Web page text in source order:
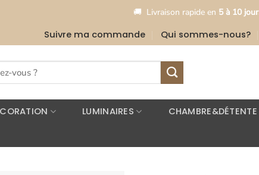
Livraison rapide en5 à 10 jours • 🎉
Suivre ma commande Qui sommes-nous?
LUMINAIRES CHAMBRE&DÉTENTE